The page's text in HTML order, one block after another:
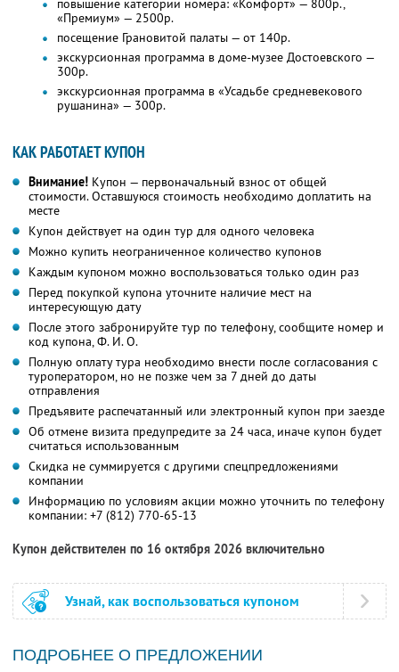
повышение категории номера: «Комфорт» — 800р.,
«Премиум» — 2500р.
посещение Грановитой палаты — от 140р.
экскурсионная программа в доме-музее Достоевского —
300р.
экскурсионная программа в «Усадьбе средневекового
рушанина» — 300р.
КАК РАБОТАЕТ КУПОН
Внимание! Купон — первоначальный взнос от общей
стоимости. Оставшуюся стоимость необходимо доплатить на
месте
Купон действует на один тур для одного человека
Можно купить неограниченное количество купонов
Каждым купоном можно воспользоваться только один раз
Перед покупкой купона уточните наличие мест на
интересующую дату
После этого забронируйте тур по телефону, сообщите номер и
код купона,Ф. И. О.
Полную оплату тура необходимо внести после согласования с
туроператором, но не позже чем за 7 дней до даты
отправления
Предъявите распечатанный или электронный купон при заезде
Об отмене визита предупредите за 24 часа, иначе купон будет
считаться использованным
Скидка не суммируется с другими спецпредложениями
компании
Информацию по условиям акции можно уточнить по телефону
компании: +7 (812) 770-65-13
Купон действителен по 16 октября 2026 включительно
Узнай, как воспользоваться купоном
ПОДРОБНЕЕ О ПРЕДЛОЖЕНИИ